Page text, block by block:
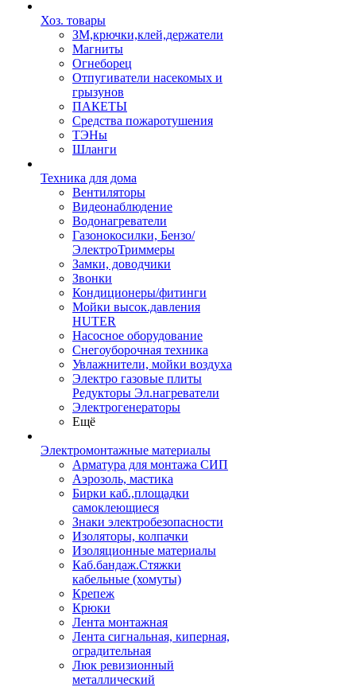
Хоз. товары
ЗМ,крючки,клей,держатели
Магниты
Огнеборец
Отпугиватели насекомых и
грызунов
ПАКЕТЫ
Средства пожаротушения
ТЭНы
Шланги
Техника для дома
Вентиляторы
Видеонаблюдение
Водонагреватели
Газонокосилки, Бензо/
ЭлектроТриммеры
Замки, доводчики
Звонки
Кондиционеры/фитинги
Мойки высок.давления
HUTER
Насосное оборудование
Снегоуборочная техника
Увлажнители, мойки воздуха
Электро газовые плиты
Редукторы Эл.нагреватели
Электрогенераторы
Ещё
Электромонтажные материалы
Арматура для монтажа СИП
Аэрозоль, мастика
Бирки каб.,площадки
самоклеющиеся
Знаки электробезопасности
Изоляторы, колпачки
Изоляционные материалы
Каб.бандаж.Стяжки
кабельные (хомуты)
Крепеж
Крюки
Лента монтажная
Лента сигнальная, киперная,
оградительная
Люк ревизионный
металлический